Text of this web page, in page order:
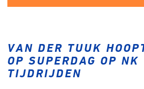
VAN DER TUUK
OP SUPERDAG OP NK
TIJDRIJDEN